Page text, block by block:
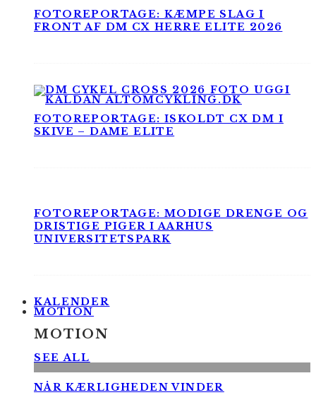
FOTOREPORTAGE: KÆMPE SLAG I
FRONT AF DM CX HERRE ELITE 2026
FOTOREPORTAGE: ISKOLDT CX DM I
SKIVE – DAME ELITE
FOTOREPORTAGE: MODIGE DRENGE OG
DRISTIGE PIGER I AARHUS
UNIVERSITETSPARK
KALENDER
MOTION
MOTION
SEE ALL
NÅR KÆRLIGHEDEN VINDER